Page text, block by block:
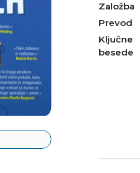
Založba
Prevod
Ključne
besede